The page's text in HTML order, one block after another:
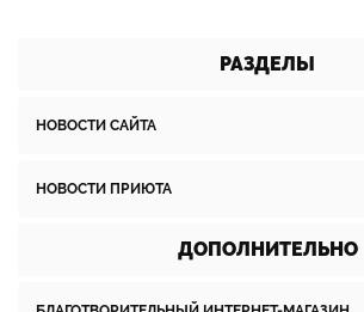
РАЗДЕЛЫ
НОВОСТИ САЙТА
НОВОСТИ ПРИЮТА
ДОПОЛНИТЕЛЬНО